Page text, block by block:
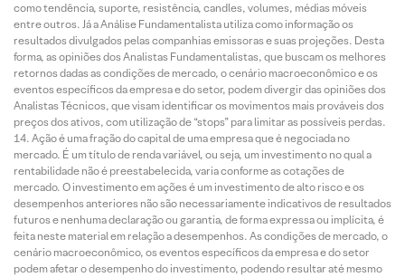
como tendência, suporte, resistência, candles, volumes, médias móveis
entre outros. Já a Análise Fundamentalista utiliza como informação os
resultados divulgados pelas companhias emissoras e suas projeções. Desta
forma, as opiniões dos Analistas Fundamentalistas, que buscam os melhores
retornos dadas as condições de mercado, o cenário macroeconômico e os
eventos específicos da empresa e do setor, podem divergir das opiniões dos
Analistas Técnicos, que visam identificar os movimentos mais prováveis dos
preços dos ativos, com utilização de “stops” para limitar as possíveis perdas.
Ação é uma fração do capital de uma empresa que é negociada no
mercado. É um título de renda variável, ou seja, um investimento no qual a
rentabilidade não é preestabelecida, varia conforme as cotações de
mercado. O investimento em ações é um investimento de alto risco e os
desempenhos anteriores não são necessariamente indicativos de resultados
futuros e nenhuma declaração ou garantia, de forma expressa ou implícita, é
feita neste material em relação a desempenhos. As condições de mercado, o
cenário macroeconômico, os eventos específicos da empresa e do setor
podem afetar o desempenho do investimento, podendo resultar até mesmo